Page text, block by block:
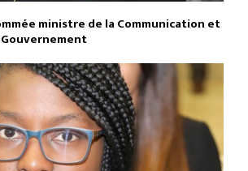
ministre de la Communication et